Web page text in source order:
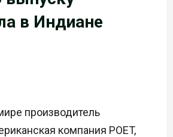
в Индиане
производитель
компания POET,